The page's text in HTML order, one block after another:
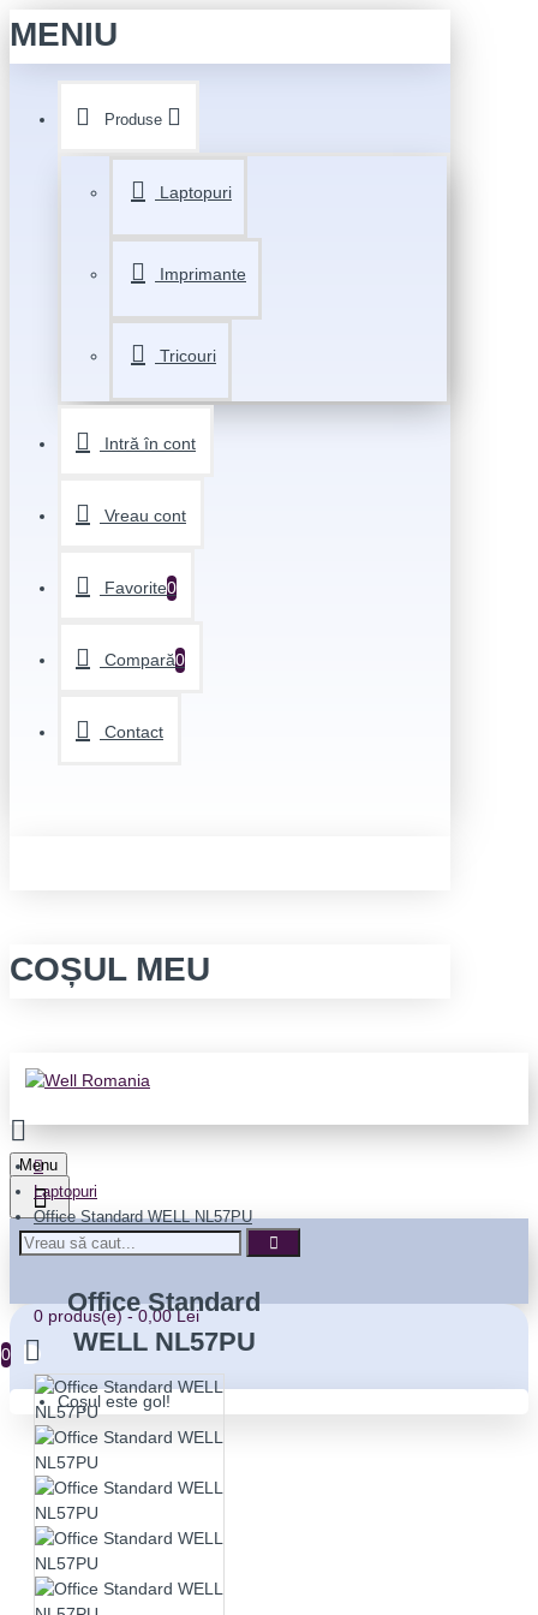
MENIU
Produse
Laptopuri
Imprimante
Tricouri
Intră în cont
Vreau cont
Favorite0
Compară0
Contact
COȘUL MEU
Menu
0 produs(e) - 0,00 Lei
0
Coșul este gol!
Laptopuri
Office Standard WELL NL57PU
Office Standard
WELL NL57PU